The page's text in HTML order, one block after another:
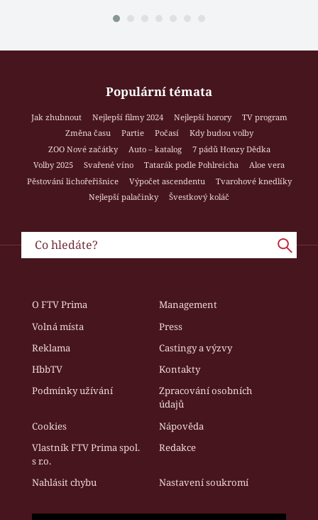
Populární témata
Jak zhubnout Nejlepší filmy 2024 Nejlepší horory
TV program
Změna času
Partie Počasí
Kdy budou volby
ZOO Nové začátky
Auto – katalog
7 pádů Honzy Dědka
Volby 2025
Svařené víno Tatarák podle Pohlreicha
Aloe vera
Pěstování lichořeřišnice
Výpočet ascendentu
Tvarohové knedlíky
Nejlepší palačinky
Švestkový koláč
O FTV Prima
Management
Volná místa
Press
Reklama
Castingy a výzvy
HbbTV
Kontakty
Podmínky užívání
Zpracování osobních
údajů
Cookies
Nápověda
Vlastník FTV Prima spol.
s r.o.
Redakce
Nahlásit chybu Nastavení soukromí